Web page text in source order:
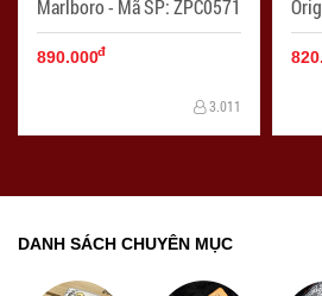
Marlboro - Mã SP: ZPC0571
890.000đ
3.011
Mã
DANH SÁCH CHUYÊN MỤC